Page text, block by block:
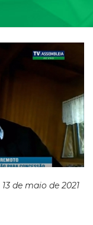
13 de maio de 2021